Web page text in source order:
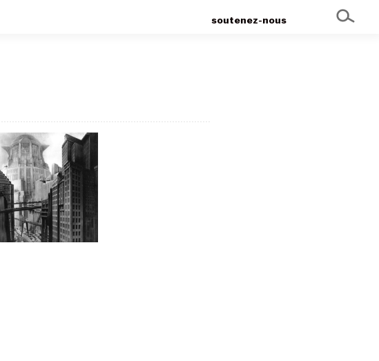
soutenez-nous